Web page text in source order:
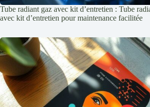
Tube radiant gaz avec kit d’entretien : Tube
avec kit d’entretien pour maintenance facilitée